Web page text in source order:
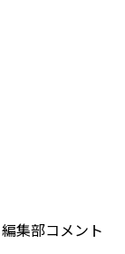
編集部コメント